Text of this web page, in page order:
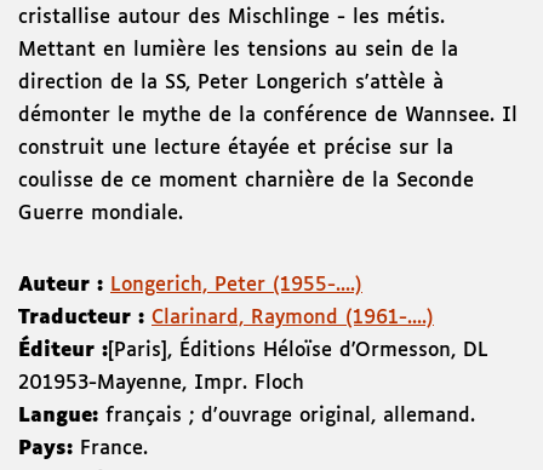
cristallise autour des Mischlinge - les métis.
Mettant en lumière les tensions au sein de la
direction de la SS, Peter Longerich s'attèle à
démonter le mythe de la conférence de Wannsee. Il
construit une lecture étayée et précise sur la
coulisse de ce moment charnière de la Seconde
Guerre mondiale.
Auteur : Longerich, Peter (1955-....)
Traducteur : Clarinard, Raymond (1961-....)
Éditeur : [Paris] , Éditions Héloïse d'Ormesson, DL
201953-Mayenne, Impr. Floch
Langue: français ; d'ouvrage original, allemand.
Pays: France.